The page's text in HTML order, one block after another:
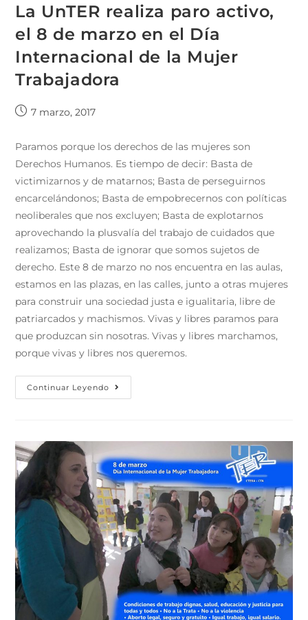
La UnTER realiza paro activo,
el 8 de marzo en el Día
Internacional de la Mujer
Trabajadora
7 marzo, 2017
Paramos porque los derechos de las mujeres son
Derechos Humanos. Es tiempo de decir: Basta de
victimizarnos y de matarnos; Basta de perseguirnos
encarcelándonos; Basta de empobrecernos con políticas
neoliberales que nos excluyen; Basta de explotarnos
aprovechando la plusvalía del trabajo de cuidados que
realizamos; Basta de ignorar que somos sujetos de
derecho. Este 8 de marzo no nos encuentra en las aulas,
estamos en las plazas, en las calles, junto a otras mujeres
para construir una sociedad justa e igualitaria, libre de
patriarcados y machismos. Vivas y libres paramos para
que produzcan sin nosotras. Vivas y libres marchamos,
porque vivas y libres nos queremos.
Continuar Leyendo